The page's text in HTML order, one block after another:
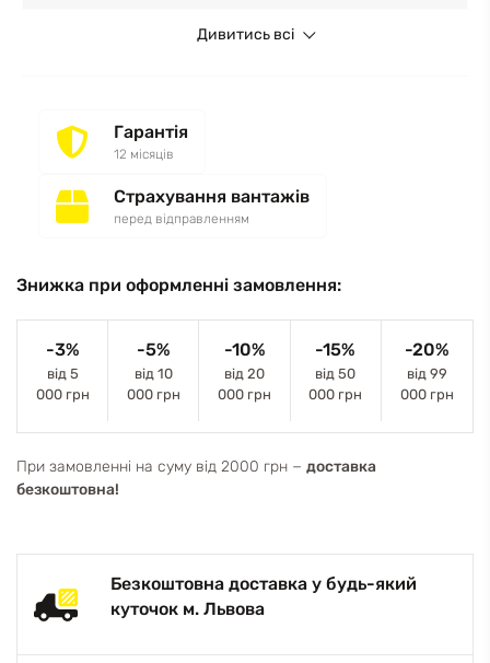
Дивитись всі
Гарантія
12 місяців
Страхування вантажів
перед відправленням
Знижка при оформленні замовлення:
-3%
від 5
000 грн
-5%
від 10
000 грн
-10%
від 20
000 грн
-15%
від 50
000 грн
-20%
від 99
000 грн
При замовленні на суму від 2000 грн − доставка
безкоштовна!
Безкоштовна доставка у будь-який
куточок м. Львова